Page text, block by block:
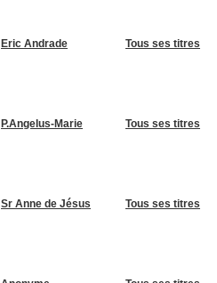
Eric Andrade Tous ses titres
P.Angelus-Marie Tous ses titres
Sr Anne de Jésus Tous ses titres